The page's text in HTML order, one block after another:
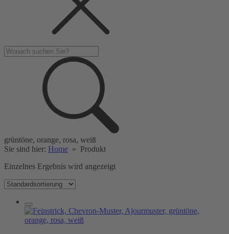
grüntöne, orange, rosa, weiß
Sie sind hier: Home » Produkt
Einzelnes Ergebnis wird angezeigt